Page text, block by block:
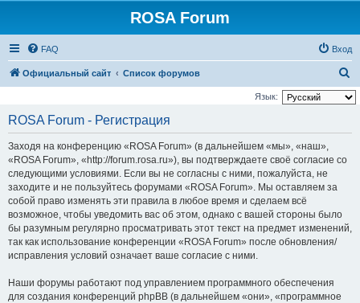
ROSA Forum
FAQ Вход
Официальный сайт Список форумов
о
Язык:
ROSA Forum - Регистрация
Заходя на конференцию «ROSA Forum» (в дальнейшем «мы», «наш»,
«ROSA Forum», «http://forum.rosa.ru»), вы подтверждаете своё согласие со
следующими условиями. Если вы не согласны с ними, пожалуйста, не
заходите и не пользуйтесь форумами «ROSA Forum». Мы оставляем за
собой право изменять эти правила в любое время и сделаем всё
возможное, чтобы уведомить вас об этом, однако с вашей стороны было
бы разумным регулярно просматривать этот текст на предмет изменений,
так как использование конференции «ROSA Forum» после обновления/
исправления условий означает ваше согласие с ними.
Наши форумы работают под управлением программного обеспечения
для создания конференций phpBB (в дальнейшем «они», «программное